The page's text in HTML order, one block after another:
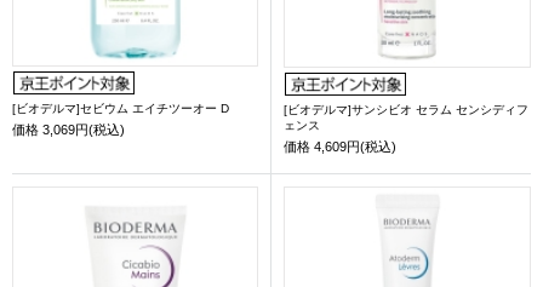
[ビオデルマ]セビウム エイチツーオー D
価格 3,069円(税込)
[ビオデルマ]サンシビオ セラム センシディフ
ェンス
価格 4,609円(税込)